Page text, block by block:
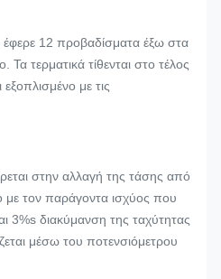
έφερε 12 προβαδίσματα έξω στα
Τα τερματικά τίθενται στο τέλος
εξοπλισμένο με τις
στην αλλαγή της τάσης από
τον παράγοντα ισχύος που
3%s διακύμανση της ταχύτητας
μέσω του ποτενσιόμετρου